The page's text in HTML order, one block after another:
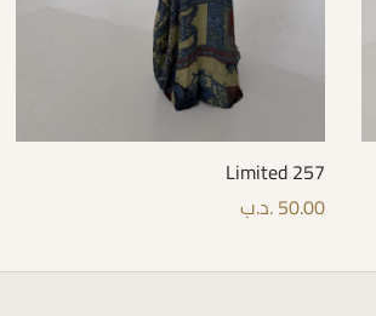
Limited 257
50.00.د.ب